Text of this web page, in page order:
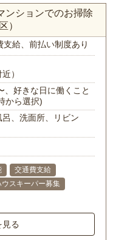
ンションでのお掃除
）
支給、前払い制度あり
）
、好きな日に働くこと
から選択)
、洗面所、リビン
交通費支給
ウスキーパー募集
見る